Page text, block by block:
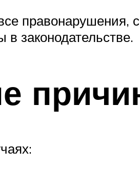
правонарушения,
в законодательстве.